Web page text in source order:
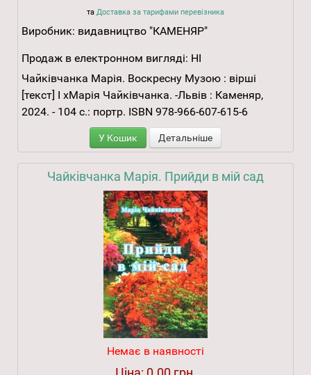
та Доставка за тарифами перевізника
Виробник: видавництво "КАМЕНЯР"
Продаж в електронном вигляді: НІ
Чайківчанка Марія. Воскресну Музою : вірші
[текст] І хМарія Чайківчанка. -Львів : Каменяр,
2024. - 104 с.: портр. ISBN 978-966-607-615-6
У Кошик Детальніше
Чайківчанка Марія. Прийди в мій сад
Немає в наявності